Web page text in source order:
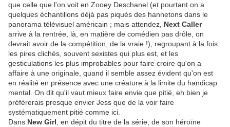
que celle que l'on voit en Zooey Deschanel (et pourtant on a
quelques échantillons déjà pas piqués des hannetons dans le
panorama télévisuel américain ; mais attendez, Next Caller
arrive à la rentrée, là, en matière de comédien pas drôle, on
devrait avoir de la compétition, de la vraie !), regroupant à la fois
les pires clichés, souvent sexistes qui plus est, et les
gesticulations les plus improbables pour faire croire qu'on a
affaire à une originale, quand il semble assez évident qu'on est
en réalité en présence avec une créature à la limite du handicap
mental. On dit qu'il vaut mieux faire envie que pitié, eh bien je
préférerais presque envier Jess que de la voir faire
systématiquement pitié comme ici.
Dans New Girl , en dépit du titre de la série, de son héroïne